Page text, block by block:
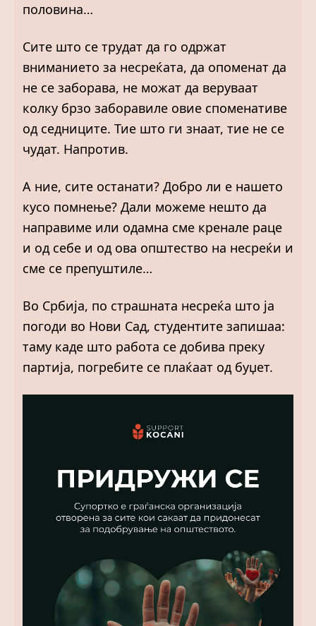
половина…
Сите што се трудат да го одржат
вниманието за несреќата, да опоменат да
не се заборава, не можат да веруваат
колку брзо заборавиле овие споменативе
од седниците. Тие што ги знаат, тие не се
чудат. Напротив.
А ние, сите останати? Добро ли е нашето
кусо помнење? Дали можеме нешто да
направиме или одамна сме кренале раце
и од себе и од ова општество на несреќи и
сме се препуштиле…
Во Србија, по страшната несреќа што ја
погоди во Нови Сад, студентите запишаа:
таму каде што работа се добива преку
партија, погребите се плаќаат од буџет.